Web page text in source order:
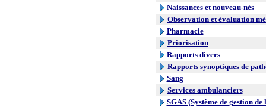
Naissances et nouveau-nés
Observation et évaluation
Pharmacie
Priorisation
Rapports divers
Rapports synoptiques de
Sang
Services ambulanciers
SGAS (Système de gestion